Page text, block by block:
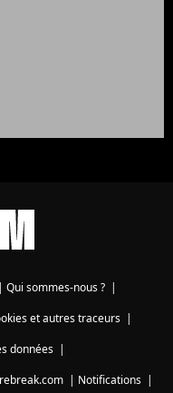
Qui sommes-nous ?
et autres traceurs|
données|
Notifications